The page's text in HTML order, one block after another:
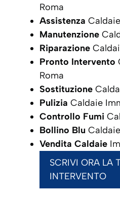
Roma
Assistenza
Manutenzione
Riparazione
Pronto Intervento
Roma
Sostituzione
Pulizia Caldaie
Controllo Fumi
Bollino Blu
Vendita Caldaie
SCRIVI ORA LA
INTERVENTO